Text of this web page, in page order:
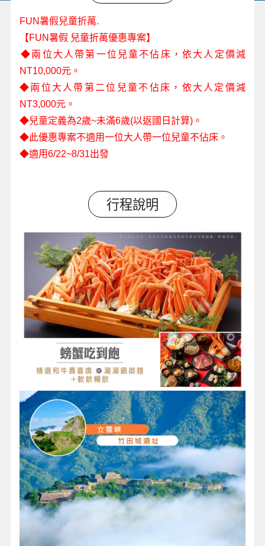
FUN暑假兒童折萬.
【FUN暑假 兒童折萬優惠專案】
​◆兩位大人帶第一位兒童不佔床，依大人定價減
NT10,000元。
◆兩位大人帶第二位兒童不佔床，依大人定價減
NT3,000元。
◆兒童定義為2歲~未滿6歲(以返國日計算)。
◆此優惠專案不適用一位大人帶一位兒童不佔床。
◆適用6/22~8/31出發
行程說明